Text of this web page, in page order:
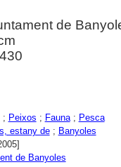
de
; Peixos ; Fauna; Pesca
estany de; Banyoles
de Banyoles